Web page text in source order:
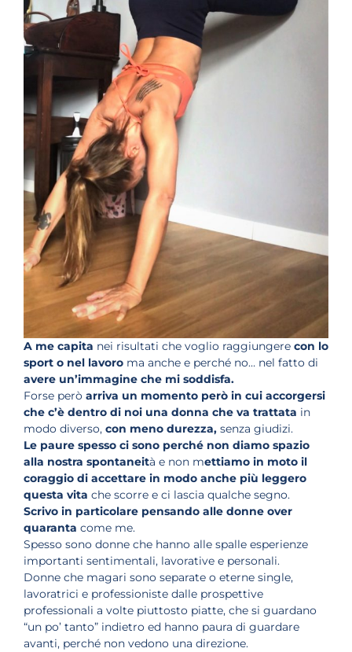
A me capita nei risultati che voglio raggiungere con lo
sport o nel lavoro ma anche e perché no… nel fatto di
avere un’immagine che mi soddisfa.
Forse però arriva un momento però in cui accorgersi
che c’è dentro di noi una donna che va trattata in
modo diverso, con meno durezza, senza giudizi.
Le paure spesso ci sono perché non diamo spazio
alla nostra spontaneità e non mettiamo in moto il
coraggio di accettare in modo anche più leggero
questa vita che scorre e ci lascia qualche segno.
Scrivo in particolare pensando alle donne over
quaranta come me.
Spesso sono donne che hanno alle spalle esperienze
importanti sentimentali, lavorative e personali.
Donne che magari sono separate o eterne single,
lavoratrici e professioniste dalle prospettive
professionali a volte piuttosto piatte, che si guardano
“un po’ tanto” indietro ed hanno paura di guardare
avanti, perché non vedono una direzione.